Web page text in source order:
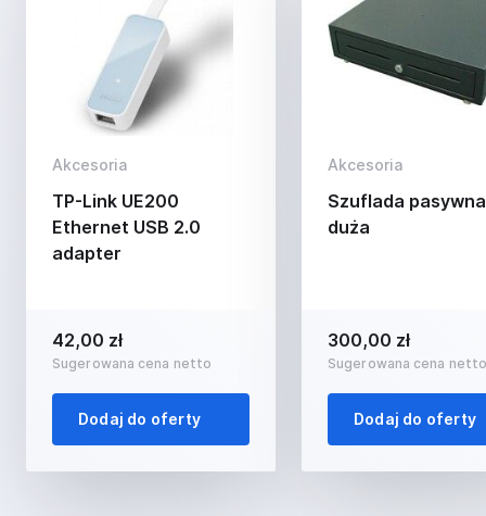
Akcesoria
TP-Link UE200
Ethernet USB 2.0
adapter
42,00 zł
Sugerowana cena netto
Dodaj do oferty
Akcesoria
Szuflada pasywna
duża
300,00 zł
Sugerowana cena
Dodaj do oferty